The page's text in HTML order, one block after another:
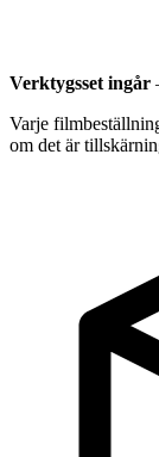
Verktygsset ingår
Varje
om det är